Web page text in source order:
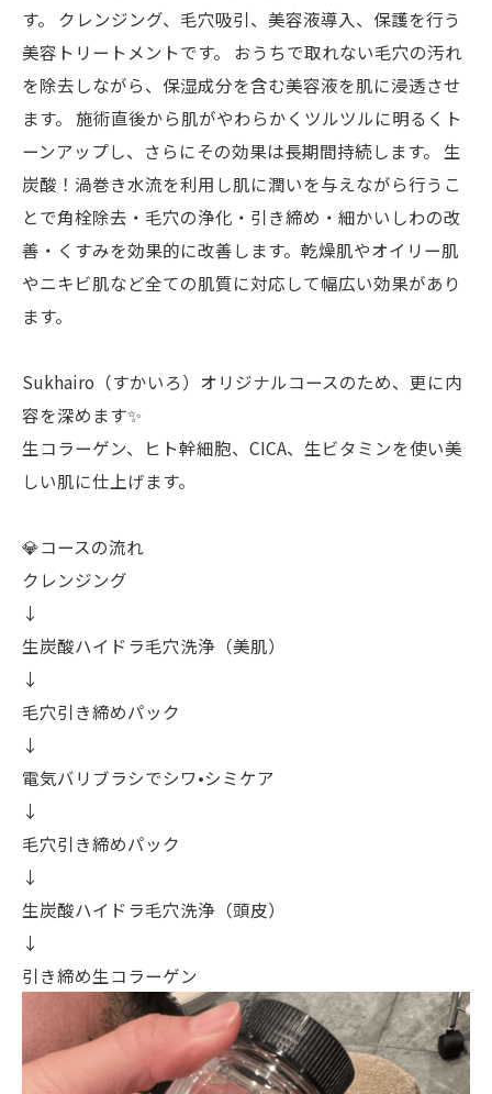
す。 クレンジング、毛穴吸引、美容液導入、保護を行う
美容トリートメントです。 おうちで取れない毛穴の汚れ
を除去しながら、保湿成分を含む美容液を肌に浸透させ
ます。 施術直後から肌がやわらかくツルツルに明るくト
ーンアップし、さらにその効果は長期間持続します。 生
炭酸！渦巻き水流を利用し肌に潤いを与えながら行うこ
とで角栓除去・毛穴の浄化・引き締め・細かいしわの改
善・くすみを効果的に改善します。乾燥肌やオイリー肌
やニキビ肌など全ての肌質に対応して幅広い効果があり
ます。
Sukhairo（すかいろ）オリジナルコースのため、更に内
容を深めます✨
生コラーゲン、ヒト幹細胞、CICA、生ビタミンを使い美
しい肌に仕上げます。
💎コースの流れ
クレンジング
↓
生炭酸ハイドラ毛穴洗浄（美肌）
↓
毛穴引き締めパック
↓
電気バリブラシでシワ•シミケア
↓
毛穴引き締めパック
↓
生炭酸ハイドラ毛穴洗浄（頭皮）
↓
引き締め生コラーゲン